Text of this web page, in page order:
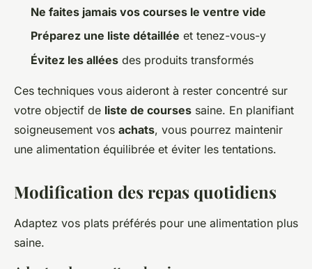
Ne faites jamais vos courses le ventre vide
Préparez une liste détaillée et tenez-vous-y
Évitez les allées des produits transformés
Ces techniques vous aideront à rester concentré sur
votre objectif de liste de courses saine. En planifiant
soigneusement vos achats, vous pourrez maintenir
une alimentation équilibrée et éviter les tentations.
Modification des repas quotidiens
Adaptez vos plats préférés pour une alimentation plus
saine.